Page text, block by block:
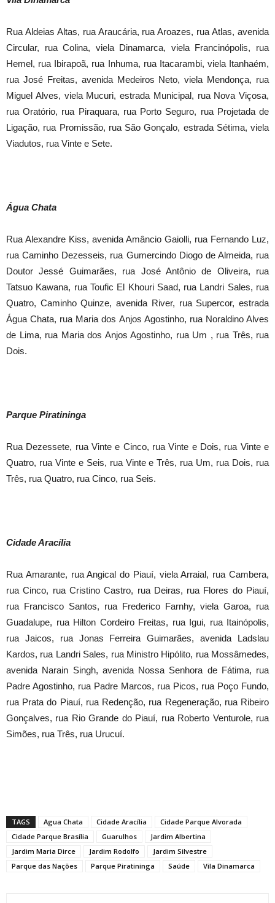
Rua Aldeias Altas, rua Araucária, rua Aroazes, rua Atlas, avenida
Circular, rua Colina, viela Dinamarca, viela Francinópolis, rua
Hemel, rua Ibirapoã, rua Inhuma, rua Itacarambi, viela Itanhaém,
rua José Freitas, avenida Medeiros Neto, viela Mendonça, rua
Miguel Alves, viela Mucuri, estrada Municipal, rua Nova Viçosa,
rua Oratório, rua Piraquara, rua Porto Seguro, rua Projetada de
Ligação, rua Promissão, rua São Gonçalo, estrada Sétima, viela
Viadutos, rua Vinte e Sete.
Água Chata
Rua Alexandre Kiss, avenida Amâncio Gaiolli, rua Fernando Luz,
rua Caminho Dezesseis, rua Gumercindo Diogo de Almeida, rua
Doutor Jessé Guimarães, rua José Antônio de Oliveira, rua
Tatsuo Kawana, rua Toufic El Khouri Saad, rua Landri Sales, rua
Quatro, Caminho Quinze, avenida River, rua Supercor, estrada
Água Chata, rua Maria dos Anjos Agostinho, rua Noraldino Alves
de Lima, rua Maria dos Anjos Agostinho, rua Um , rua Três, rua
Dois.
Parque Piratininga
Rua Dezessete, rua Vinte e Cinco, rua Vinte e Dois, rua Vinte e
Quatro, rua Vinte e Seis, rua Vinte e Três, rua Um, rua Dois, rua
Três, rua Quatro, rua Cinco, rua Seis.
Cidade Aracília
Rua Amarante, rua Angical do Piauí, viela Arraial, rua Cambera,
rua Cinco, rua Cristino Castro, rua Deiras, rua Flores do Piauí,
rua Francisco Santos, rua Frederico Farnhy, viela Garoa, rua
Guadalupe, rua Hilton Cordeiro Freitas, rua Igui, rua Itainópolis,
rua Jaicos, rua Jonas Ferreira Guimarães, avenida Ladslau
Kardos, rua Landri Sales, rua Ministro Hipólito, rua Mossâmedes,
avenida Narain Singh, avenida Nossa Senhora de Fátima, rua
Padre Agostinho, rua Padre Marcos, rua Picos, rua Poço Fundo,
rua Prata do Piauí, rua Redenção, rua Regeneração, rua Ribeiro
Gonçalves, rua Rio Grande do Piauí, rua Roberto Venturole, rua
Simões, rua Três, rua Urucuí.
TAGS Agua Chata Cidade Aracília
Cidade Parque Alvorada
Cidade Parque Brasília
Guarulhos
Jardim Albertina
Jardim Maria Dirce
Jardim Rodolfo
Jardim Silvestre
Parque das Nações
Parque Piratininga Saúde Vila Dinamarca